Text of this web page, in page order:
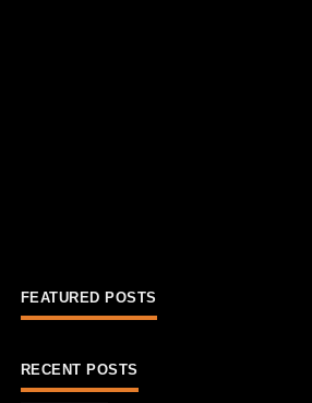
FEATURED POSTS
RECENT POSTS